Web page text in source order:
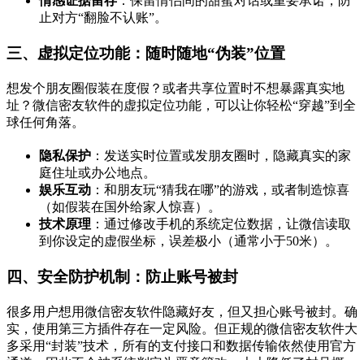
止对方“翻脸不认账”。
三、虚拟定位功能：随时随地“伪装”位置
想发个朋友圈假装在度假？或者共享位置时不想暴露真实地
址？微信密友软件的虚拟定位功能，可以让你轻松“穿越”到全
球任何角落。
隐私保护 ：发送实时位置或发朋友圈时，隐藏真实的家
庭住址或办公地点。
娱乐互动 ：和朋友玩“猜我在哪”的游戏，或者制造惊喜
（如假装在国外给家人惊喜）。
技术原理 ：通过修改手机的系统定位数据，让微信读取
到你设定的虚假坐标，误差极小（通常小于50米）。
四、安全防护机制：防止账号被封
很多用户想用微信密友软件隐藏好友，但又担心账号被封。确
实，使用第三方插件存在一定风险。但正规的微信密友软件大
多采用“封装”技术，所有的支付接口和数据传输依然使用官方